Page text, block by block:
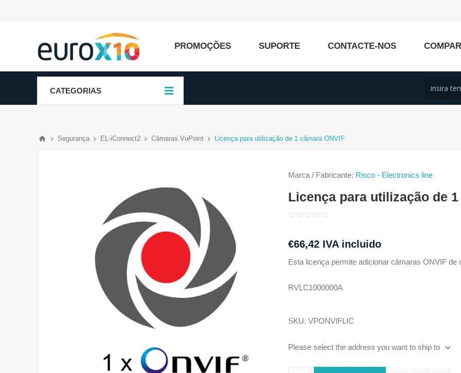
PROMOÇÕES SUPORTE CONTACTE-NOS
CATEGORIAS
Segurança EL-iConnect2 Câmaras VuPoint Licença para utilização de 1 câmara ONVIF
Marca / Fabricante: Risco - Electronics line
Licença para utilização de 1
€66,42 IVA incluido
Esta licença permite adicionar câmaras ONVIF
RVLC1000000A
SKU: VPONVIFLIC
Please select the address you want to ship to